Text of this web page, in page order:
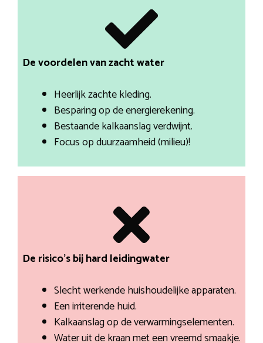
De voordelen van zacht water
Heerlijk zachte kleding.
Besparing op de energierekening.
Bestaande kalkaanslag verdwijnt.
Focus op duurzaamheid (milieu)!
De risico’s bij hard leidingwater
Slecht werkende huishoudelijke apparaten.
Een irriterende huid.
Kalkaanslag op de verwarmingselementen.
Water uit de kraan met een vreemd smaakje.